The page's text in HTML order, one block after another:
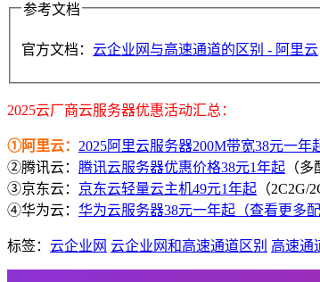
参考文档
官方文档： 云企业网与高速通道的区别 - 阿里云
2025云厂商云服务器优惠活动汇总：
①阿里云： 2025阿里云服务器200M带宽38元一年
②腾讯云： 腾讯云服务器优惠价格38元1年起 （
③京东云： 京东云轻量云主机49元1年起 （2C2G/
④华为云： 华为云服务器38元一年起（查看更多配
标签： 云企业网 云企业网和高速通道区别 高速通